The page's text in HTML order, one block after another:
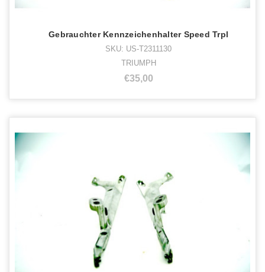
Gebrauchter Kennzeichenhalter Speed Trpl
SKU: US-T2311130
TRIUMPH
€35,00